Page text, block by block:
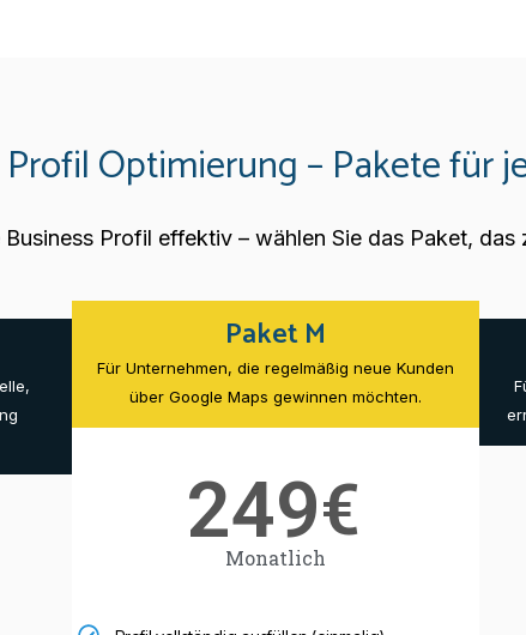
Optimierung – Pakete für
Profil effektiv – wählen Sie das Paket, das
Paket M
Für Unternehmen, die regelmäßig neue Kunden
über Google Maps gewinnen möchten.
249€
Monatlich